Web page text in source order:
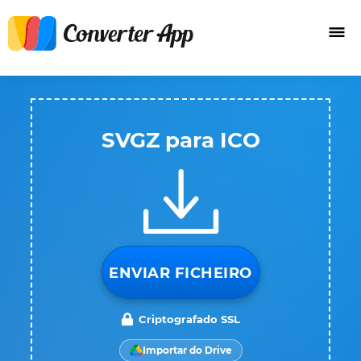
SVGZ para ICO
ENVIAR FICHEIRO
Criptografado SSL
Importar do Drive